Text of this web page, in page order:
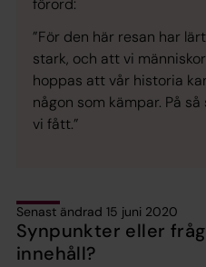
förord:
”För den här resan har
stark, och att vi
hoppas att vår historia
någon som kämpar. På
vi fått.”
Senast ändrad 15 juni 2020
Synpunkter eller
innehåll?